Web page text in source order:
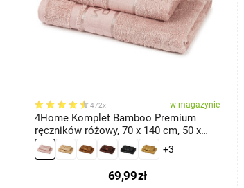
472x w magazynie
4Home Komplet Bamboo Premium
ręczników różowy, 70 x 140 cm, 50 x
100 cm
+3
69,99zł